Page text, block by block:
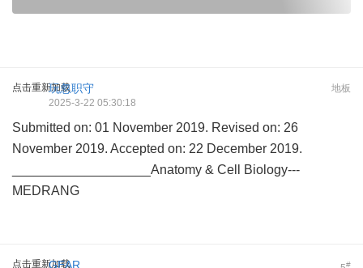
点击重新加载 地板
玩忽职守
2025-3-22 05:30:18
Submitted on: 01 November 2019. Revised on: 26
November 2019. Accepted on: 22 December 2019.
___________________Anatomy & Cell Biology---
MEDRANG
点击重新加载 #
GEAR